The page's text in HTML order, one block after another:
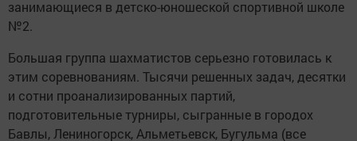
занимающиеся в детско-юношеской спортивной школе
№2.
Большая группа шахматистов серьезно готовилась к
этим соревнованиям. Тысячи решенных задач, десятки
и сотни проанализированных партий,
подготовительные турниры, сыгранные в городох
Бавлы, Лениногорск, Альметьевск, Бугульма (все